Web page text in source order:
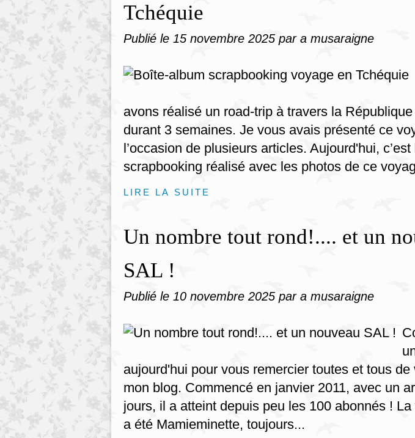
Tchéquie
Publié le 15 novembre 2025 par a musaraigne
avons réalisé un road-trip à travers la
durant 3 semaines. Je vous avais présenté ce
l’occasion de plusieurs articles. Aujourd'hui, c’est
scrapbooking réalisé avec les photos de ce
LIRE LA SUITE
Un nombre tout rond!.... et un
SAL !
Publié le 10 novembre 2025 par a musaraigne
aujourd'hui pour vous remercier toutes et tous
mon blog. Commencé en janvier 2011, avec un
jours, il a atteint depuis peu les 100 abonnés !
a été Mamieminette, toujours...